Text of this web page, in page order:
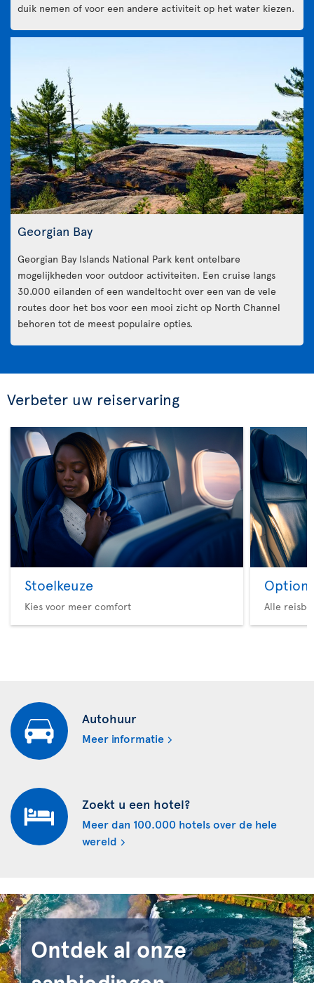
duik nemen of voor een andere activiteit op het water kiezen.
Georgian Bay
Georgian Bay Islands National Park kent ontelbare
mogelijkheden voor outdoor activiteiten. Een cruise langs
30.000 eilanden of een wandeltocht over een van de vele
routes door het bos voor een mooi zicht op North Channel
behoren tot de meest populaire opties.
Verbeter uw reiservaring
Stoelkeuze
Kies voor meer comfort
Option
Alle
Autohuur
Meer informatie
Zoekt u een hotel?
Meer dan 100.000 hotels over de hele
wereld
Ontdek al onze